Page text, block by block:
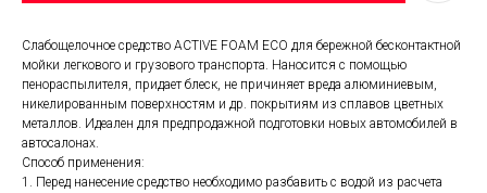
Слабощелочное средство ACTIVE FOAM ECO для бережной бесконтактной
мойки легкового и грузового транспорта. Наносится с помощью
пенораспылителя, придает блеск, не причиняет вреда алюминиевым,
никелированным поверхностям и др. покрытиям из сплавов цветных
металлов. Идеален для предпродажной подготовки новых автомобилей в
автосалонах.
Способ применения:
1. Перед нанесение средство необходимо разбавить с водой из расчета